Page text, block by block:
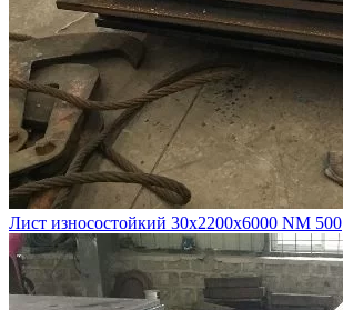
Лист износостойкий 30х2200х6000 NM 500